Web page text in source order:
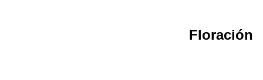
Floración